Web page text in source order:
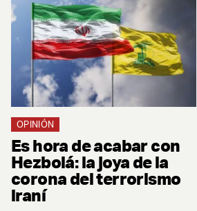
OPINIÓN
Es hora de acabar con
Hezbolá: la joya de la
corona del terrorismo
iraní